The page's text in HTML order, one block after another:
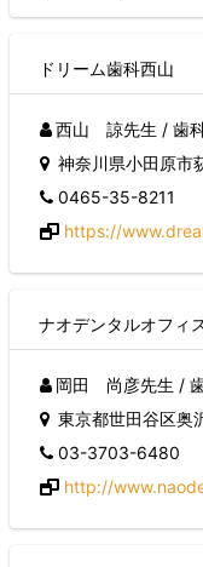
広島県
徳島県
香川県
高知県
福岡県
佐賀県
熊本県
鹿児島県
ドリーム歯科西山
西山 諒先生 / 歯
神奈川県小田原市
0465-35-8211
https://
ナオデンタルオフィ
岡田 尚彦先生 /
東京都世田谷区奥
03-3703-6480
http://